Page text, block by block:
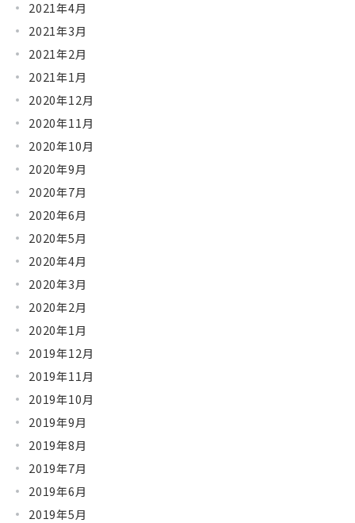
2021年4月
2021年3月
2021年2月
2021年1月
2020年12月
2020年11月
2020年10月
2020年9月
2020年7月
2020年6月
2020年5月
2020年4月
2020年3月
2020年2月
2020年1月
2019年12月
2019年11月
2019年10月
2019年9月
2019年8月
2019年7月
2019年6月
2019年5月